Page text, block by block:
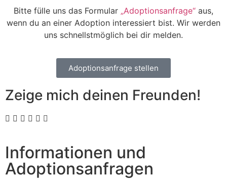
Bitte fülle uns das Formular „Adoptionsanfrage“ aus,
wenn du an einer Adoption interessiert bist. Wir werden
uns schnellstmöglich bei dir melden.
Adoptionsanfrage stellen
Zeige mich deinen Freunden!
Informationen und
Adoptionsanfragen